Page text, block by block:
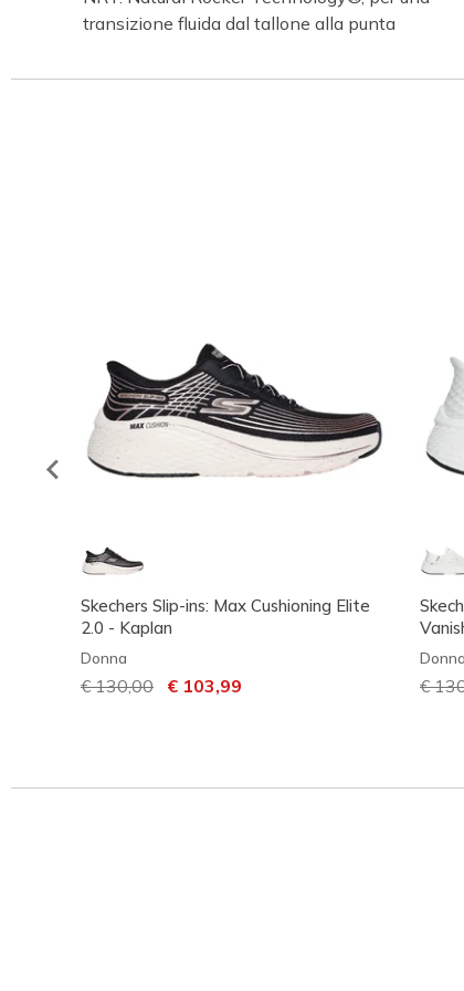
transizione fluida dal tallone alla punta
Skechers Slip-ins: Max Cushioning Elite
2.0 - Kaplan
Donna
Prezzo ridotto da
€ 130,00 per
€ 103,99
Donna
€